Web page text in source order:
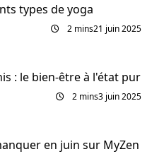
types de yoga
2 mins21 juin 2025
: le bien-être à l'état pur
2 mins3 juin 2025
en juin sur MyZen